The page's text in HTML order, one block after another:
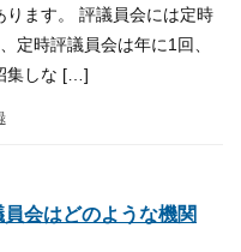
ます。 評議員会には定時
定時評議員会は年に1回、
集しな […]
会はどのような機関